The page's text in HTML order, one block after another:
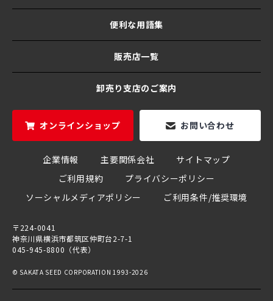
便利な用語集
販売店一覧
卸売り支店のご案内
オンラインショップ お問い合わせ
企業情報 主要関係会社
サイトマップ
ご利用規約
プライバシーポリシー
ソーシャルメディアポリシー
ご利用条件/推奨環境
〒224-0041
神奈川県横浜市都筑区仲町台2-7-1
045-945-8800（代表）
© SAKATA SEED CORPORATION 1993-2026